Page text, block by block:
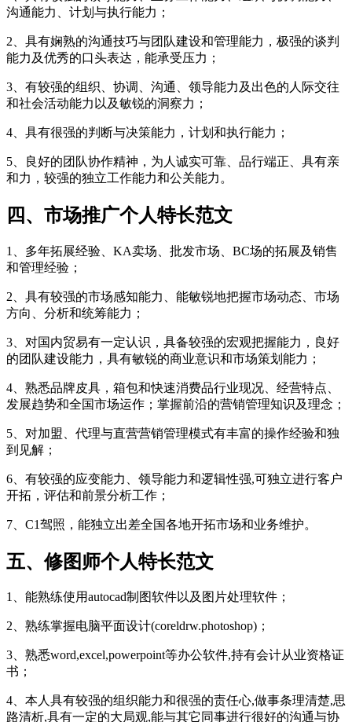
沟通能力、计划与执行能力；
2、具有娴熟的沟通技巧与团队建设和管理能力，极强的谈判
能力及优秀的口头表达，能承受压力；
3、有较强的组织、协调、沟通、领导能力及出色的人际交往
和社会活动能力以及敏锐的洞察力；
4、具有很强的判断与决策能力，计划和执行能力；
5、良好的团队协作精神，为人诚实可靠、品行端正、具有亲
和力，较强的独立工作能力和公关能力。
四、市场推广个人特长范文
1、多年拓展经验、KA卖场、批发市场、BC场的拓展及销售
和管理经验；
2、具有较强的市场感知能力、能敏锐地把握市场动态、市场
方向、分析和统筹能力；
3、对国内贸易有一定认识，具备较强的宏观把握能力，良好
的团队建设能力，具有敏锐的商业意识和市场策划能力；
4、熟悉品牌皮具，箱包和快速消费品行业现况、经营特点、
发展趋势和全国市场运作；掌握前沿的营销管理知识及理念；
5、对加盟、代理与直营营销管理模式有丰富的操作经验和独
到见解；
6、有较强的应变能力、领导能力和逻辑性强,可独立进行客户
开拓，评估和前景分析工作；
7、C1驾照，能独立出差全国各地开拓市场和业务维护。
五、修图师个人特长范文
1、能熟练使用autocad制图软件以及图片处理软件；
2、熟练掌握电脑平面设计(coreldrw.photoshop)；
3、熟悉word,excel,powerpoint等办公软件,持有会计从业资格证
书；
4、本人具有较强的组织能力和很强的责任心,做事条理清楚,思
路清析,具有一定的大局观,能与其它同事进行很好的沟通与协